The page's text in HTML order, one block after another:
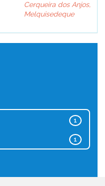
Cerqueira dos Anjos,
Melquisedeque
1
1